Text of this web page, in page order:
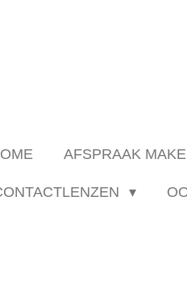
AFSPRAAK